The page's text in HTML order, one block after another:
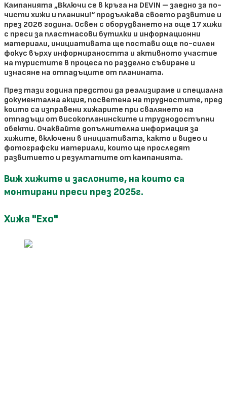
Кампанията „Включи се в кръга на DEVIN – заедно за по-
чисти хижи и планини!“ продължава своето развитие и
през 2026 година. Освен с оборудването на още 17 хижи
с преси за пластмасови бутилки и информационни
материали, инициативата ще постави още по-силен
фокус върху информираността и активното участие
на туристите в процеса по разделно събиране и
изнасяне на отпадъците от планината.
През тази година предстои да реализираме и специална
документална акция, посветена на трудностите, пред
които са изправени хижарите при свалянето на
отпадъци от високопланинските и труднодостъпни
обекти. Очаквайте допълнителна информация за
хижите, включени в инициативата, както и видео и
фотографски материали, които ще проследят
развитието и резултатите от кампанията.
Виж хижите и заслоните, на които са
монтирани преси през 2025г.
Хижа "Ехо"